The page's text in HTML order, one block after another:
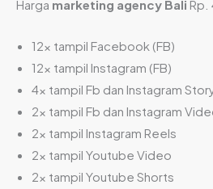
Harga marketing agency Bali Rp.
12x tampil Facebook (FB)
12x tampil Instagram (FB)
4x tampil Fb dan Instagram
2x tampil Fb dan Instagram
2x tampil Instagram Reels
2x tampil Youtube Video
2x tampil Youtube Shorts